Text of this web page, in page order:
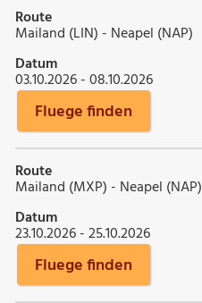
Route
Mailand (LIN) - Neapel (NAP)
Datum
03.10.2026 - 08.10.2026
Fluege finden
Route
Mailand (MXP) - Neapel (NAP)
Datum
23.10.2026 - 25.10.2026
Fluege finden